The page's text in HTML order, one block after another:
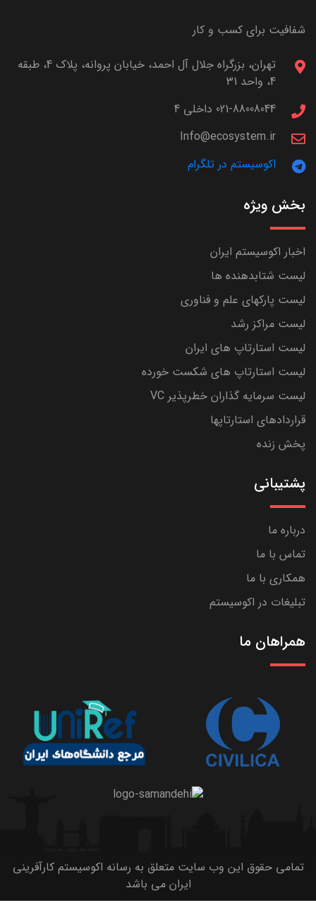
شفافیت برای کسب و کار
تهران، بزرگراه جلال آل احمد، خیابان پروانه، پلاک 4، طبقه
4، واحد 31
021-88008044 داخلی 4
Info@ecosystem.ir
اکوسیستم در تلگرام
بخش ویژه
اخبار اکوسیستم ایران
لیست شتابدهنده ها
لیست پارکهای علم و فناوری
لیست مراکز رشد
لیست استارتاپ های ایران
لیست استارتاپ های شکست خورده
لیست سرمایه گذاران خطرپذیر VC
قراردادهای استارتاپها
پخش زنده
پشتیبانی
درباره ما
تماس با ما
همکاری با ما
تبلیغات در اکوسیستم
همراهان ما
تمامی حقوق این وب سایت متعلق به رسانه اکوسیستم کارآفرینی
ایران می باشد